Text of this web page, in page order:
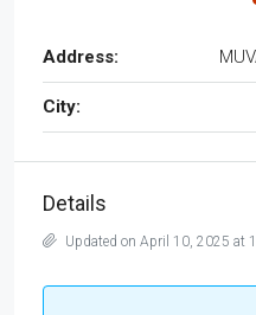
Address:
City:
Details
Updated on April 10, 2025 at